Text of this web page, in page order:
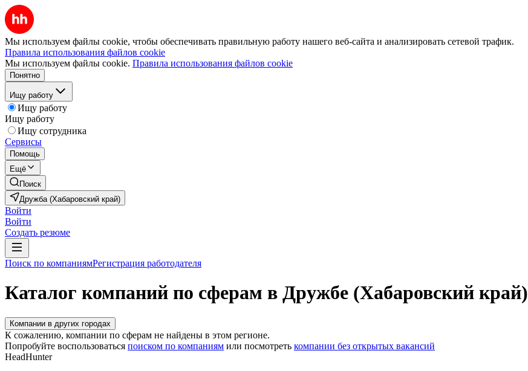
Мы используем файлы cookie, чтобы обеспечивать правильную работу нашего веб-сайта и анализировать сетевой трафик.
Правила использования файлов cookie
Мы используем файлы cookie. Правила использования файлов cookie
Понятно
Ищу работу
Ищу работу
Ищу работу
Ищу сотрудника
Сервисы
Помощь
Ещё
Поиск
Дружба (Хабаровский край)
Войти
Войти
Создать резюме
Поиск по компаниямРегистрация работодателя
Каталог компаний по сферам в Дружбе (Хабаровский край)
Компании в других городах
К сожалению, компании по сферам не найдены в этом регионе.
Попробуйте воспользоваться поиском по компаниям или посмотреть компании без открытых вакансий
HeadHunter